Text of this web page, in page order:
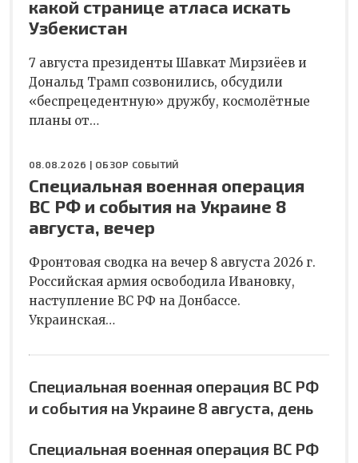
какой странице атласа искать
Узбекистан
7 августа президенты Шавкат Мирзиёев и
Дональд Трамп созвонились, обсудили
«беспрецедентную» дружбу, космолётные
планы от…
08.08.2026 | ОБЗОР СОБЫТИЙ
Специальная военная операция
ВС РФ и события на Украине 8
августа, вечер
Фронтовая сводка на вечер 8 августа 2026 г.
Российская армия освободила Ивановку,
наступление ВС РФ на Донбассе.
Украинская…
Специальная военная операция ВС РФ
и события на Украине 8 августа, день
Специальная военная операция ВС РФ